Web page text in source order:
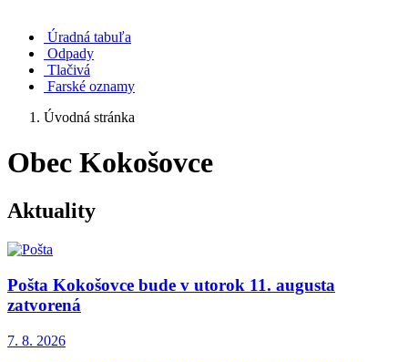
Úradná tabuľa
Odpady
Tlačivá
Farské oznamy
Úvodná stránka
Obec Kokošovce
Aktuality
Pošta Kokošovce bude v utorok 11. augusta
zatvorená
7. 8. 2026